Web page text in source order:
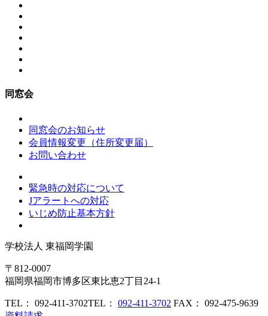
同窓会
同窓会のお知らせ
会員情報変更（住所変更届）
お問い合わせ
緊急時の対応について
Jアラートへの対応
いじめ防止基本方針
学校法人 東福岡学園
〒812-0007
福岡県福岡市博多区東比恵2丁目24-1
TEL： 092-411-3702TEL： 092-411-3702 FAX： 092-475-9639